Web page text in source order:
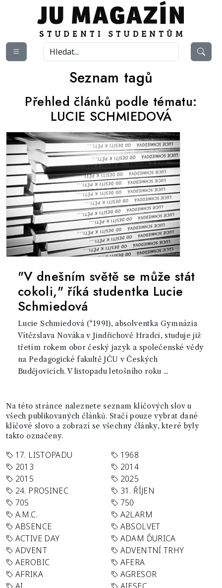
Seznam tagů
Přehled článků podle tématu:
LUCIE SCHMIEDOVÁ
"V dnešním světě se může stát
cokoli," říká studentka Lucie
Schmiedová
Lucie Schmiedová (*1991), absolventka Gymnázia
Vítězslava Nováka v Jindřichově Hradci, studuje již
třetím rokem obor český jazyk a společenské vědy
na Pedagogické fakultě JČU v Českých
Budějovicích. V listopadu letošního roku ...
Na této stránce naleznete seznam klíčových slov u
všech publikovaných článků. Stačí pouze vybrat dané
klíčové slovo a zobrazí se všechny články, které byly
takto označeny.
17. LISTOPADU
1968
2013
2014
2015
2025
24. PROSINEC
31. ŘÍJEN
70S
750
A.M.C.
A2LARM
ABSENCE
ABSOLVET
ACTIVE DAY
ADAM ĎURICA
ADVENT
ADVENTNÍ TRHY
AEROBIC
AFERA
AFRIKA
AGRESOR